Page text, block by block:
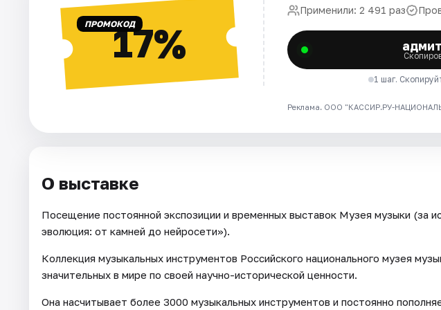
ПРОМОКОД17%
Применили: 2 491 раз
1 шаг.
Реклама. ООО "КАССИР.РУ-
О выставке
Посещение постоянной экспозиции и временных выставок Музея музыки (за
эволюция: от камней до нейросети»).
Коллекция музыкальных инструментов Российского национального музея
значительных в мире по своей научно-исторической ценности.
Она насчитывает более 3000 музыкальных инструментов и постоянно